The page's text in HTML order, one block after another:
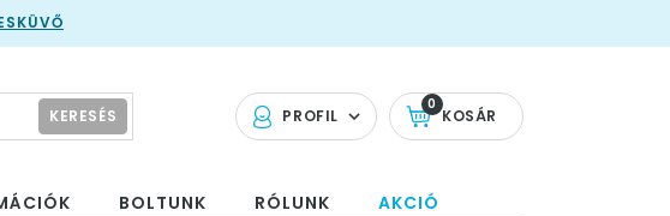
PROFIL KOSÁR
0
KERESÉS
BOLTUNK RÓLUNK AKCIÓ